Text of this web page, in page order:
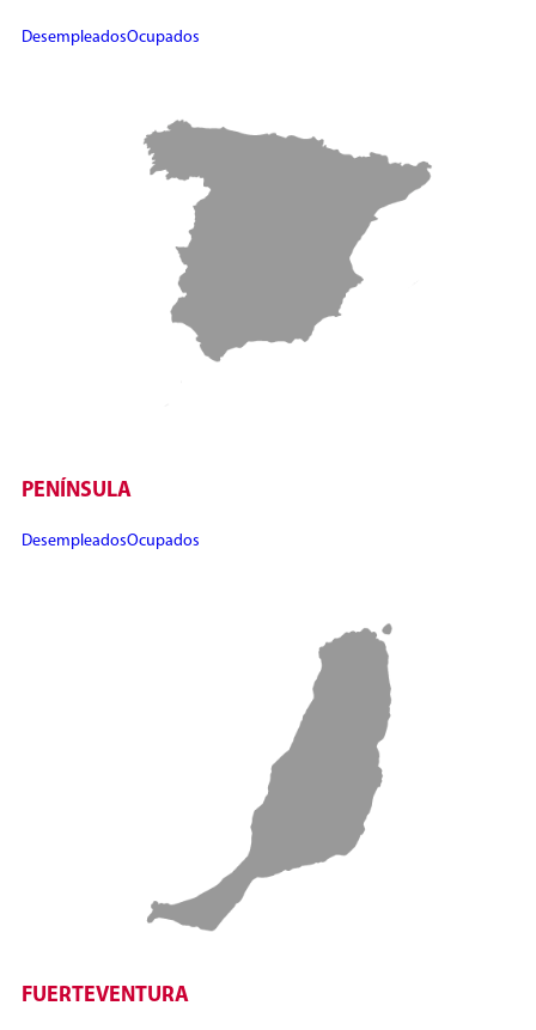
DesempleadosOcupados
PENÍNSULA
DesempleadosOcupados
FUERTEVENTURA